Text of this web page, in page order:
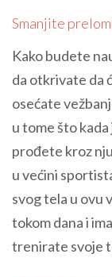
Smanjite
Kako budete
da otkrivate da
osećate
u tome što
prođete kroz
u većini
svog tela u ovu
tokom dana i
trenirate svoje